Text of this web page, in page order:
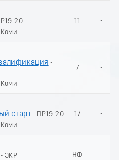
20
Коми
11 -
-
Коми
7 -
старт - ПР19-20
Коми
17 -
- ЭКР
НФ -